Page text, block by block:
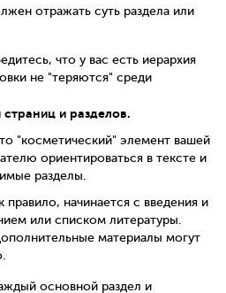
отражать суть раздела или
что у вас есть иерархия
не "теряются" среди
и разделов.
"косметический" элемент вашей
ориентироваться в тексте и
разделы.
правило, начинается с введения и
или списком литературы.
материалы могут
основной раздел и